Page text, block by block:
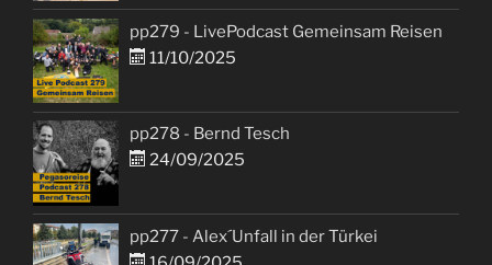
pp279 - LivePodcast Gemeinsam Reisen
11/10/2025
pp278 - Bernd Tesch
24/09/2025
pp277 - Alex´Unfall in der Türkei